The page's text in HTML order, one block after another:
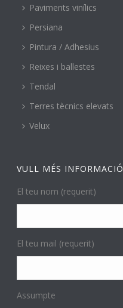
Paviments vinílics
Persiana
Pintura / Adhesius
Reixes i ballestes
Tendal
Terres tècnics elevats
Velux
VULL MÉS INFORMACIÓ
El teu nom (requerit)
El teu mail (requerit)
Assumpte